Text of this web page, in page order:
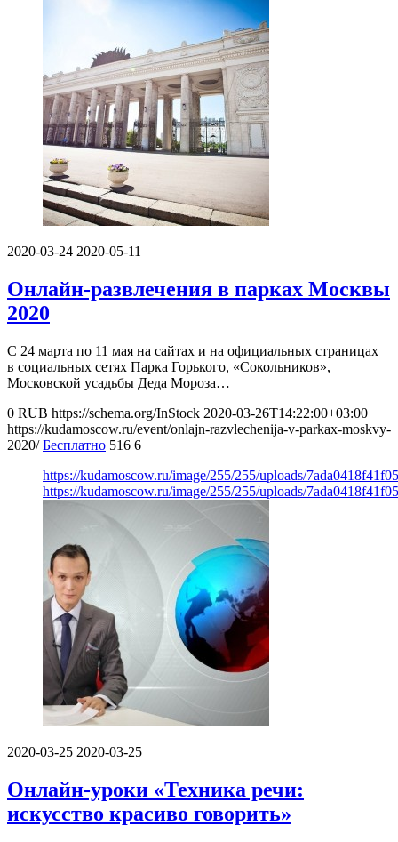
2020-03-24 2020-05-11
Онлайн-развлечения в парках Москвы
2020
С 24 марта по 11 мая на сайтах и на официальных страницах
в социальных сетях Парка Горького, «Сокольников»,
Московской усадьбы Деда Мороза…
0 RUB https://schema.org/InStock 2020-03-26T14:22:00+03:00
https://kudamoscow.ru/event/onlajn-razvlechenija-v-parkax-moskvy-
2020/ Бесплатно 516 6
https://kudamoscow.ru/image/255/255/uploads/
https://kudamoscow.ru/image/255/255/uploads/
2020-03-25 2020-03-25
Онлайн-уроки «Техника речи:
искусство красиво говорить»